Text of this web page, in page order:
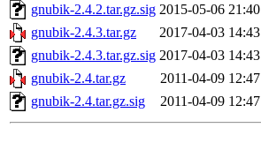
gnubik-2.4.2.tar.gz.sig 2015-05-06 21:40
gnubik-2.4.3.tar.gz
2017-04-03 14:43
gnubik-2.4.3.tar.gz.sig 2017-04-03 14:43
gnubik-2.4.tar.gz
2011-04-09 12:47
gnubik-2.4.tar.gz.sig
2011-04-09 12:47